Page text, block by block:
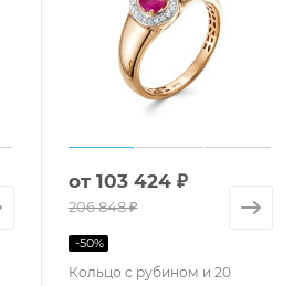
Кольцо с рубином и 20
от 103 424 ₽
206 848 ₽
-50%